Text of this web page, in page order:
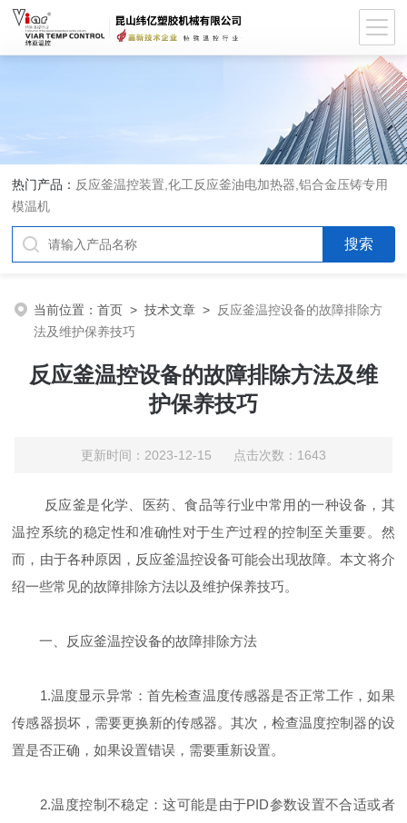
热门产品： 反应釜温控装置,化工反应釜油电加热器,铝合金压铸专用
模温机
当前位置：首页 >技术文章 > 反应釜温控设备的故障排除方
法及维护保养技巧
反应釜温控设备的故障排除方法及维
护保养技巧
更新时间：2023-12-15 点击次数：1643
反应釜是化学、医药、食品等行业中常用的一种设备，其
温控系统的稳定性和准确性对于生产过程的控制至关重要。然
而，由于各种原因，反应釜温控设备可能会出现故障。本文将介
绍一些常见的故障排除方法以及维护保养技巧。
一、反应釜温控设备的故障排除方法
1.温度显示异常：首先检查温度传感器是否正常工作，如果
传感器损坏，需要更换新的传感器。其次，检查温度控制器的设
置是否正确，如果设置错误，需要重新设置。
2.温度控制不稳定：这可能是由于PID参数设置不合适或者